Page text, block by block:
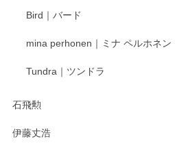
Bird｜バード
mina perhonen｜ミナ ペルホネン
Tundra｜ツンドラ
石飛勲
伊藤丈浩